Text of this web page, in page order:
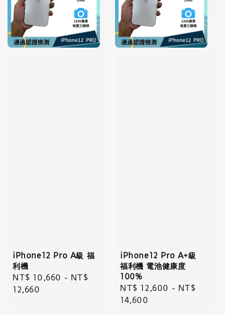
iPhone12 Pro A級 福
利機
Regular
price
NT$ 10,660 - NT$
12,660
iPhone12 Pro A+級
福利機 電池健康度
100%
Regular
price
NT$ 12,600 - NT$
14,600